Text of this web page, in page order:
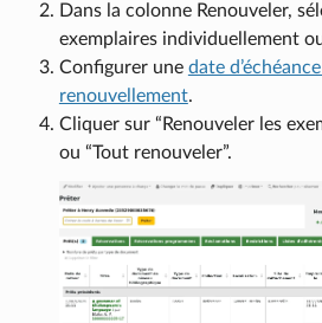
Dans la colonne Renouveler,
exemplaires individuellement
Configurer une date
renouvellement.
Cliquer sur “Renouveler les
ou “Tout renouveler”.